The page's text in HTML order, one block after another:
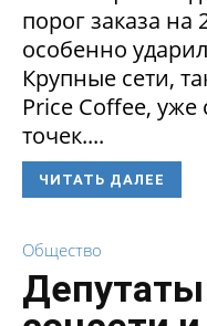
порог заказа на
особенно
Крупные сети,
Price Coffee, уже
точек....
ЧИТАТЬ ДАЛЕЕ
Общество